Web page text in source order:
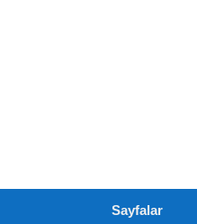
Sayfalar